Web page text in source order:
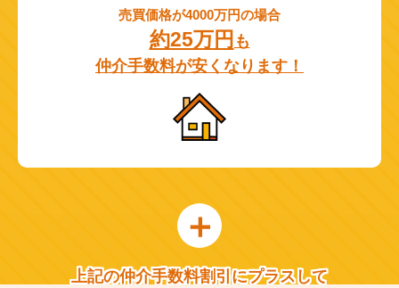
売買価格が4000万円の場合
約25万円 も
仲介手数料が安くなります！
上記の仲介手数料割引にプラスして